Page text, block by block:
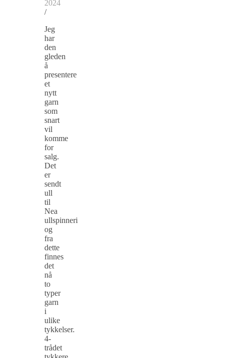
2024
/
Jeg
har
den
gleden
å
presentere
et
nytt
garn
som
snart
vil
komme
for
salg.
Det
er
sendt
ull
til
Nea
ullspinneri
og
fra
dette
finnes
det
nå
to
typer
garn
i
ulike
tykkelser.
4-
trådet